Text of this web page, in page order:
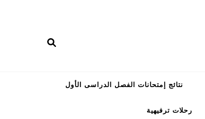
نتائج إمتحانات الفصل الدراسى الأول
رحلات ترفيهية